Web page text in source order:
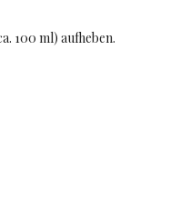
100 ml) aufheben.